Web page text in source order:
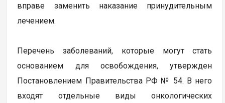
вправе заменить наказание принудительным
лечением.
Перечень заболеваний, которые могут стать
основанием для освобождения, утвержден
Постановлением Правительства РФ № 54. В него
входят отдельные виды онкологических